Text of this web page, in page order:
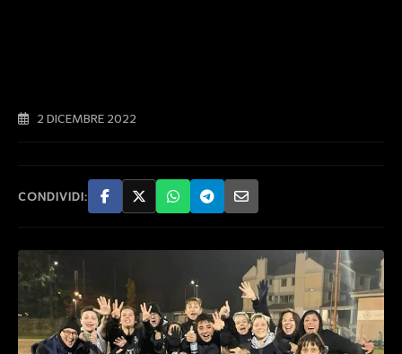
2 DICEMBRE 2022
CONDIVIDI: